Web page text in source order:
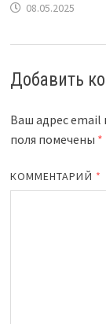
08.05.2025
Добавить
Ваш адрес email
поля помечены *
КОММЕНТАРИЙ *